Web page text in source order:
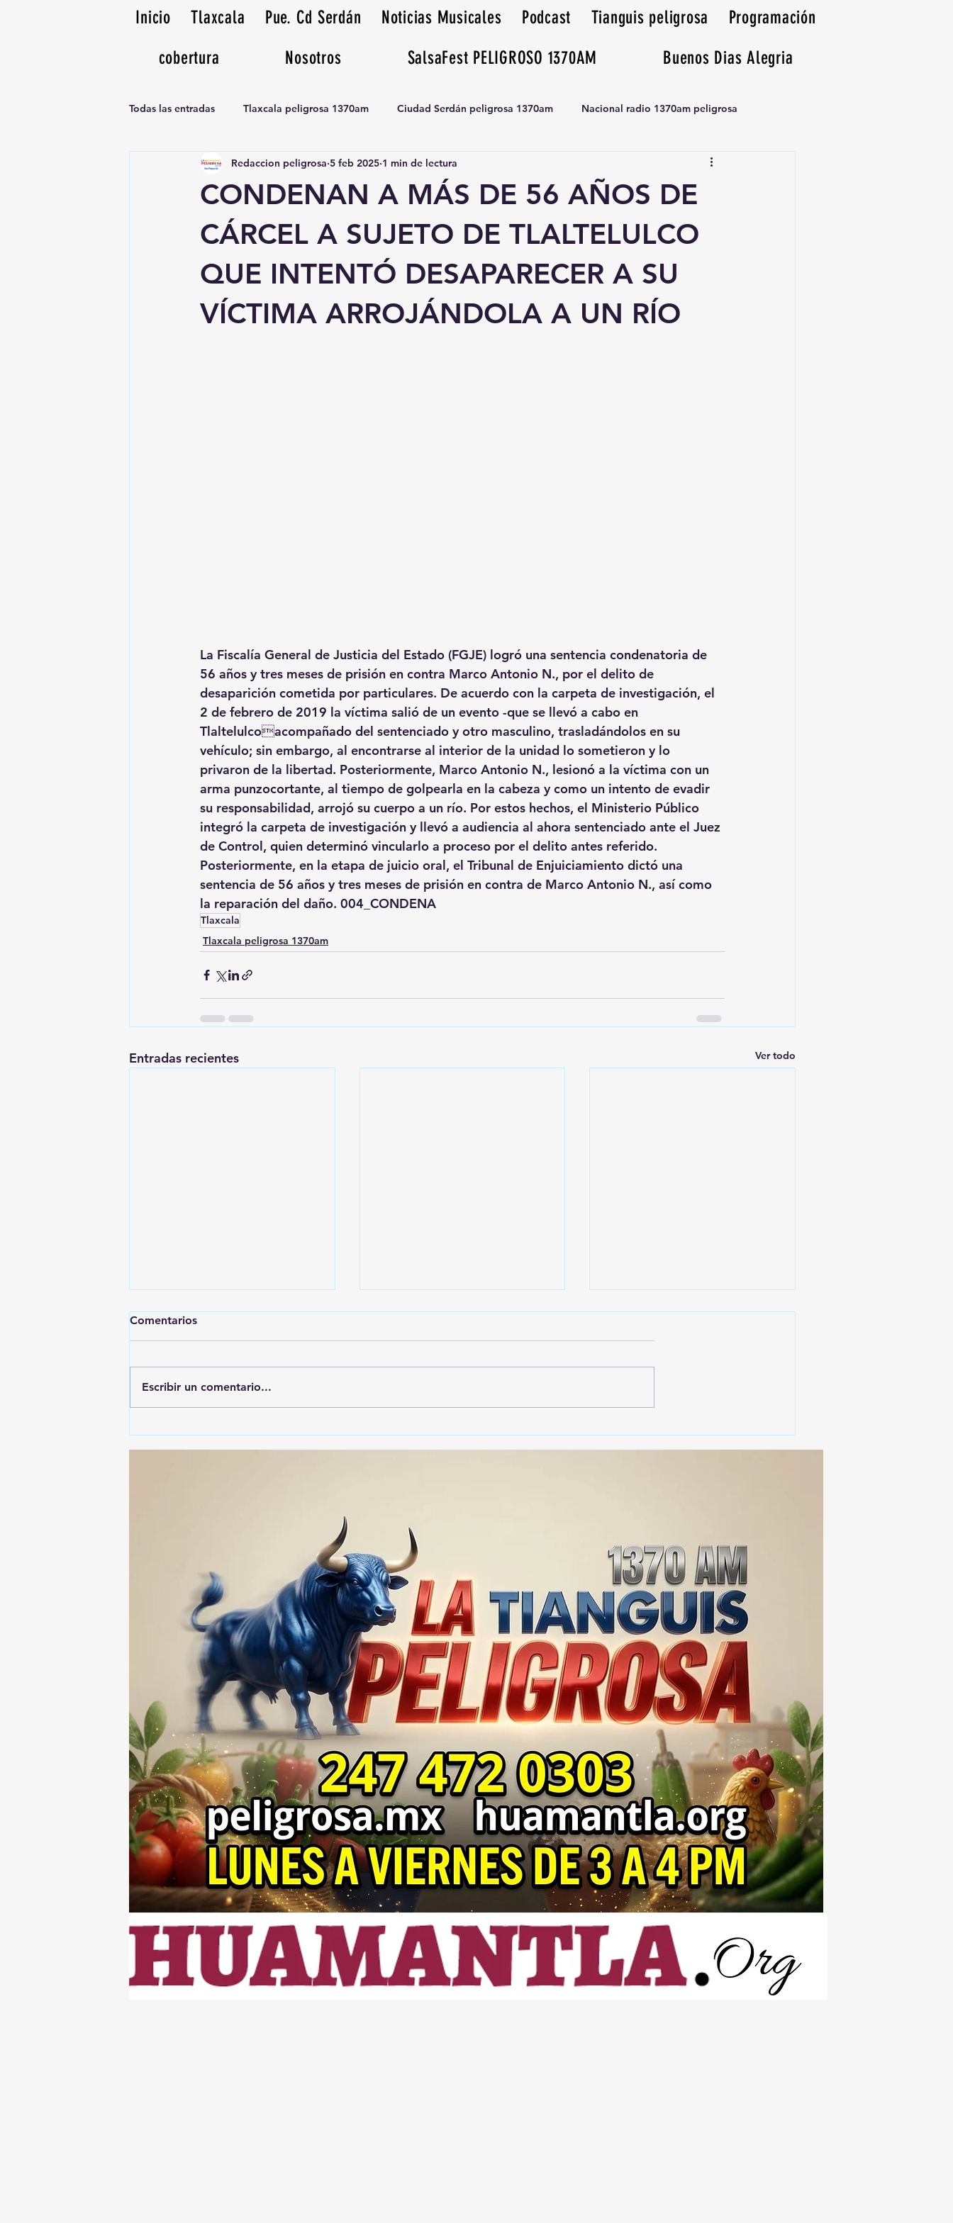
Inicio Tlaxcala Pue. Cd Serdán Noticias Musicales Podcast Tianguis peligrosa
Programación
cobertura
Nosotros SalsaFest PELIGROSO 1370AM Buenos Dias Alegria
Todas las entradas Tlaxcala peligrosa 1370am Ciudad Serdán peligrosa 1370am Nacional radio 1370am peligrosa
Noticias Musicales radio 1370am Tianguis peligrosa 1370am huamantla
CONDENAN A MÁS DE 56 AÑOS DE
CÁRCEL A SUJETO DE TLALTELULCO
QUE INTENTÓ DESAPARECER A SU
VÍCTIMA ARROJÁNDOLA A UN RÍO
Redaccion peligrosa 5 feb 2025 1 min de lectura
La Fiscalía General de Justicia del Estado (FGJE) logró una sentencia condenatoria de
56 años y tres meses de prisión en contra Marco Antonio N., por el delito de
desaparición cometida por particulares. De acuerdo con la carpeta de investigación, el
2 de febrero de 2019 la víctima salió de un evento -que se llevó a cabo en
Tlaltelulcoacompañado del sentenciado y otro masculino, trasladándolos en su
vehículo; sin embargo, al encontrarse al interior de la unidad lo sometieron y lo
privaron de la libertad. Posteriormente, Marco Antonio N., lesionó a la víctima con un
arma punzocortante, al tiempo de golpearla en la cabeza y como un intento de evadir
su responsabilidad, arrojó su cuerpo a un río. Por estos hechos, el Ministerio Público
integró la carpeta de investigación y llevó a audiencia al ahora sentenciado ante el Juez
de Control, quien determinó vincularlo a proceso por el delito antes referido.
Posteriormente, en la etapa de juicio oral, el Tribunal de Enjuiciamiento dictó una
sentencia de 56 años y tres meses de prisión en contra de Marco Antonio N., así como
la reparación del daño. 004_CONDENA
Tlaxcala
Tlaxcala peligrosa 1370am
Entradas recientes Ver todo
A PRESUNTO
GOBIERNO ADMITE QUE
25 MIL DOSIS DE DROGA
Comentarios
Escribir un comentario...